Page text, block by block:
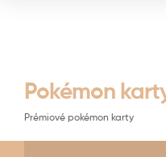
Pokémon
Prémiové pokémon karty